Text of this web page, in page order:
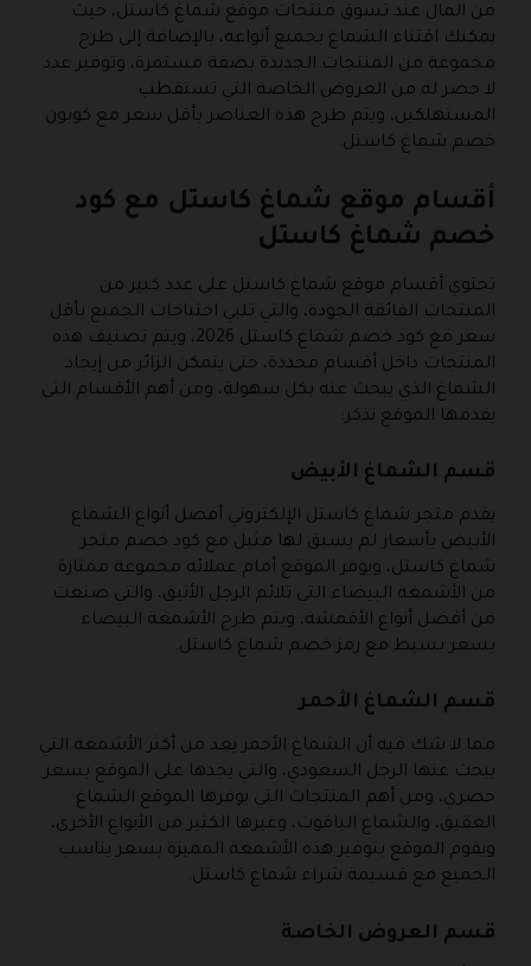
من المال عند تسوق منتجات موقع شماغ كاستل، حيث
يمكنك اقتناء الشماغ بجميع أنواعه، بالإضافة إلى طرح
مجموعة من المنتجات الجديدة بصفة مستمرة، وتوفير عدد
لا حصر له من العروض الخاصة التي تستقطب
المستهلكين، ويتم طرح هذه العناصر بأقل سعر مع كوبون
خصم شماغ كاستل.
أقسام موقع شماغ كاستل مع كود
خصم شماغ كاستل
تحتوي أقسام موقع شماغ كاستل على عدد كبير من
المنتجات الفائقة الجودة، والتي تلبي احتياجات الجميع بأقل
سعر مع كود خصم شماغ كاستل 2026، ويتم تصنيف هذه
المنتجات داخل أقسام محددة، حتى يتمكن الزائر من إيجاد
الشماغ الذي يبحث عنه بكل سهولة، ومن أهم الأقسام التي
يقدمها الموقع نذكر:
قسم الشماغ الأبيض
يقدم متجر شماغ كاستل الإلكتروني أفضل أنواع الشماغ
الأبيض بأسعار لم يسبق لها مثيل مع كود خصم متجر
شماغ كاستل، ويوفر الموقع أمام عملائه مجموعة ممتازة
من الأشمغة البيضاء التي تلائم الرجل الأنيق، والتي صنعت
من أفضل أنواع الأقمشة، ويتم طرح الأشمغة البيضاء
بسعر بسيط مع رمز خصم شماغ كاستل.
قسم الشماغ الأحمر
مما لا شك فيه أن الشماغ الأحمر يعد من أكثر الأشمغة التي
يبحث عنها الرجل السعودي، والتي يجدها على الموقع بسعر
حصري، ومن أهم المنتجات التي يوفرها الموقع الشماغ
العقيق، والشماغ الياقوت، وغيرها الكثير من الأنواع الأخرى،
ويقوم الموقع بتوفير هذه الأشمغة المميزة بسعر يناسب
الجميع مع قسيمة شراء شماغ كاستل.
قسم العروض الخاصة